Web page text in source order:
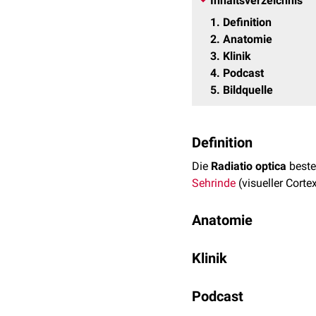
1
Definition
2 Anatomie
3 Klinik
4 Podcast
5 Bildquelle
Definition
Die Radiatio optica
Sehrinde (visueller
Anatomie
Sulcus calcarinus
Klinik
parietale Teil der
Podcast